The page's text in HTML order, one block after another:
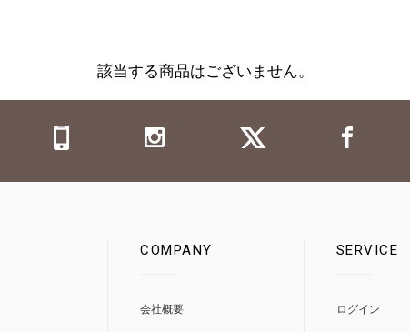
該当する商品はございません。
COMPANY
会社概要
SERVICE
ログイン